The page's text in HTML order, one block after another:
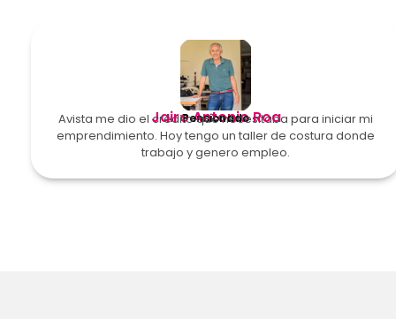
Jairo Antonio Roa
Pensionado
Avista me dio el crédito que necesitaba para iniciar mi
emprendimiento. Hoy tengo un taller de costura donde
trabajo y genero empleo.